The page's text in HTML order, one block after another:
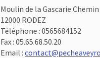
Moulin de la Gascarie
12000 RODEZ
Téléphone : 0565684152
Fax : 05.65.68.50.20
Email :